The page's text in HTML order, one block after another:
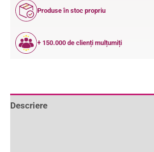
Produse în stoc propriu
+ 150.000 de clienți mulțumiți
Descriere